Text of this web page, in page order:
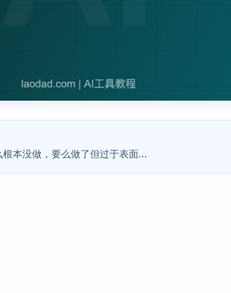
本没做，要么做了但过于表面…